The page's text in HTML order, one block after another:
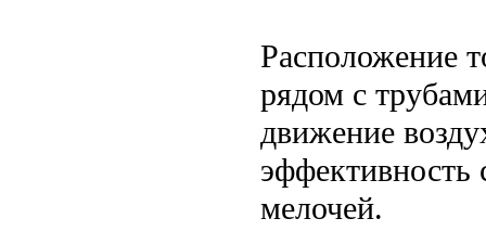
Расположение
рядом с
движение
мелочей.